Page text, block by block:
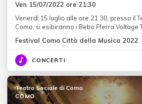
Ven 15/07/2022 ore 21:30
Venerdì 15 luglio alle ore 21.30, presso il
Como, si esibiranno i Bebo Fferra Voltage
Festival Como Città della Musica 2022
CONCERTI
Teatro Sociale di Como
COMO